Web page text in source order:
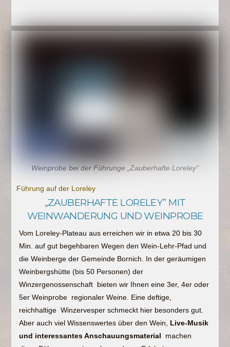
Weinprobe bei der Führunge „Zauberhafte Loreley“
Führung auf der Loreley
„ZAUBERHAFTE LORELEY” MIT
WEINWANDERUNG UND WEINPROBE
Vom Loreley-Plateau aus erreichen wir in etwa 20 bis 30
Min. auf gut begehbaren Wegen den Wein-Lehr-Pfad und
die Weinberge der Gemeinde Bornich. In der geräumigen
Weinbergshütte (bis 50 Personen) der
Winzergenossenschaft bieten wir Ihnen eine 3er, 4er oder
5er Weinprobe regionaler Weine. Eine deftige,
reichhaltige Winzervesper schmeckt hier besonders gut.
Aber auch viel Wissenswertes über den Wein, Live-Musik
und interessantes Anschauungsmaterial machen